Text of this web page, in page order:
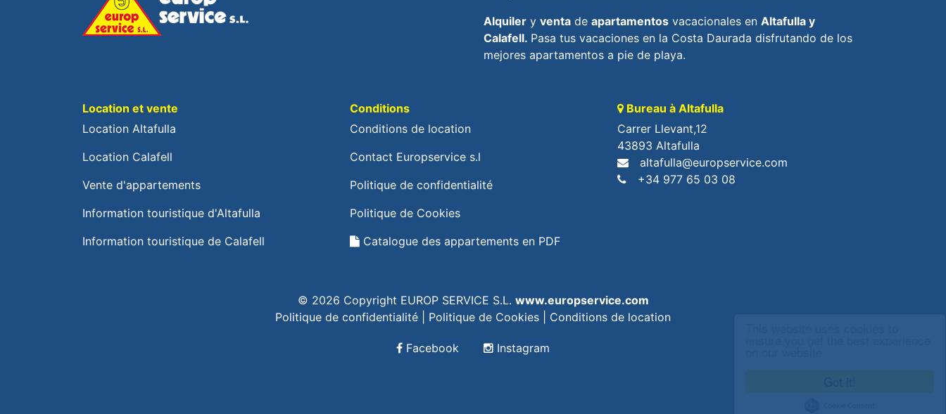
Alquiler y venta de apartamentos vacacionales en Altafulla y
Calafell. Pasa tus vacaciones en la Costa Daurada disfrutando de los
mejores apartamentos a pie de playa.
Location et vente
Location Altafulla
Location Calafell
Vente d'appartements
Information touristique d'Altafulla
Information touristique de Calafell
Conditions
Conditions de location
Contact Europservice s.l
Politique de confidentialité
Politique de Cookies
Catalogue des appartements en PDF
Bureau à Altafulla
Carrer Llevant,12
43893 Altafulla
altafulla@europservice.com
+34 977 65 03 08
© 2026 Copyright EUROP SERVICE S.L. www.europservice.com
Politique de confidentialité
Politique de Cookies Conditions de location
Facebook Instagram